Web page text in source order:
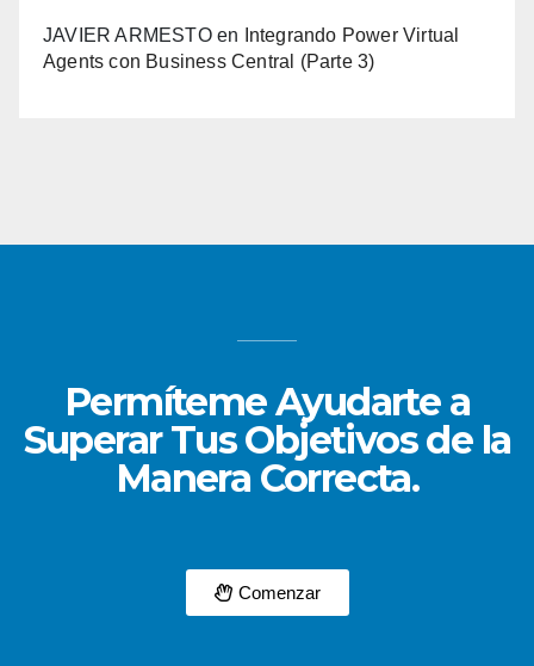
JAVIER ARMESTOen
Integrando Power Virtual
Agents con Business Central (Parte 3)
Permíteme Ayudarte a
Superar Tus Objetivos de la
Manera Correcta.
Comenzar